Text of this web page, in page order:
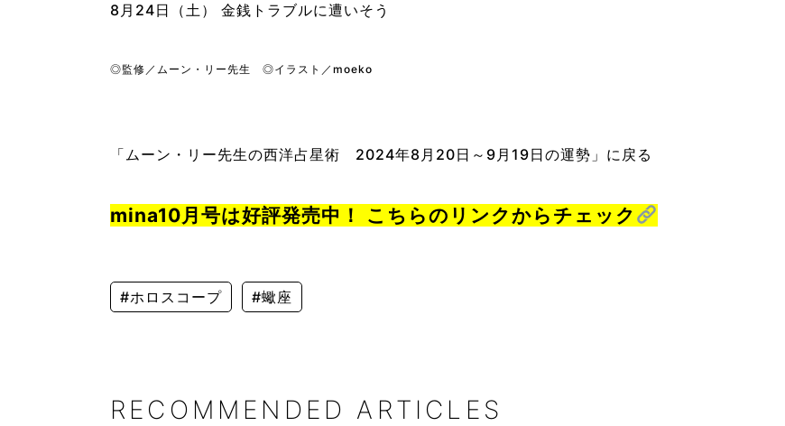
8月24日（土） 金銭トラブルに遭いそう
◎監修／ムーン・リー先生 ◎イラスト／moeko
「ムーン・リー先生の西洋占星術 2024年8月20日～9月19日の運勢」に戻る
mina10月号は好評発売中！ こちらのリンクからチェック
#ホロスコープ #蠍座
RECOMMENDED ARTICLES